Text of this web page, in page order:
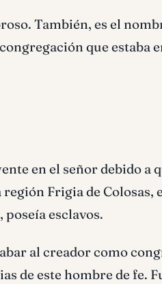
También, es el
que estaba
en el señor debido a
Frigia de Colosas,
esclavos.
al creador como
de este hombre de fe.